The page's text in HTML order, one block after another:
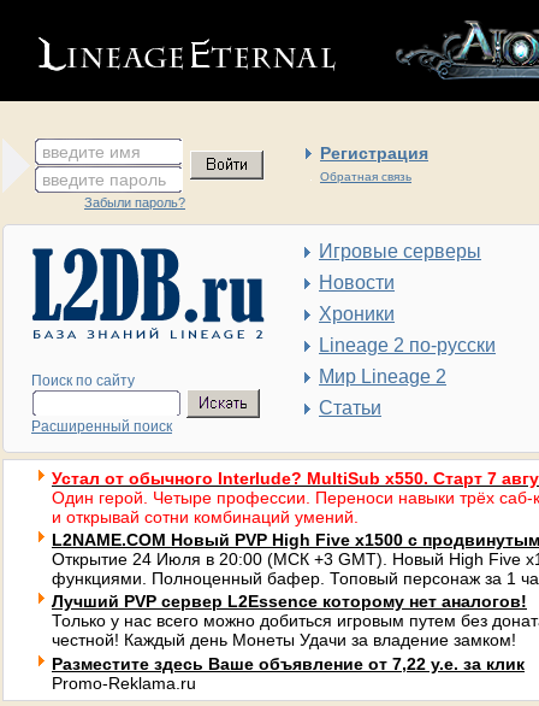
введите имя Регистрация
Обратная связь
введите пароль
Забыли пароль?
Поиск по сайту
Расширенный поиск
Игровые серверы
Новости
Хроники
Lineage 2 по-русски
Мир Lineage 2
Статьи
Устал от обычного Interlude? MultiSub x550. Старт 7
Один герой. Четыре профессии. Переноси навыки трёх саб-
и открывай сотни комбинаций умений.
L2NAME.COM Новый PVP High Five x1500 с
Открытие 24 Июля в 20:00 (МСК +3 GMT). Новый High Five
функциями. Полноценный бафер. Топовый персонаж за 1
Лучший PVP сервер L2Essence которому нет аналогов!
Только у нас всего можно добиться игровым путем без
честной! Каждый день Монеты Удачи за владение замком!
Разместите здесь Ваше объявление от 7,22 у.е. за клик
Promo-Reklama.ru